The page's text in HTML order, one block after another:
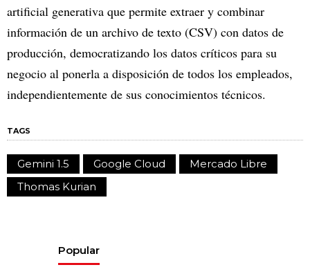
artificial generativa que permite extraer y combinar
información de un archivo de texto (CSV) con datos de
producción, democratizando los datos críticos para su
negocio al ponerla a disposición de todos los empleados,
independientemente de sus conocimientos técnicos.
TAGS
Gemini 1.5 Google Cloud
Mercado Libre
Thomas Kurian
Popular